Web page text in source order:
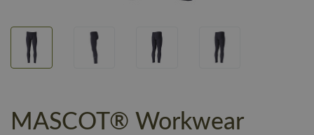
MASCOT® Workwear